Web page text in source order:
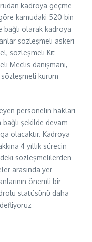
kadroya geçme
kamudaki 520 bin
olarak kadroya
sözleşmeli askeri
sözleşmeli Kit
Meclis danışmanı,
kurum
personelin hakları
şekilde devam
olacaktır. Kadroya
4 yıllık sürecin
sözleşmelilerden
arasında yer
önemli bir
statüsünü daha